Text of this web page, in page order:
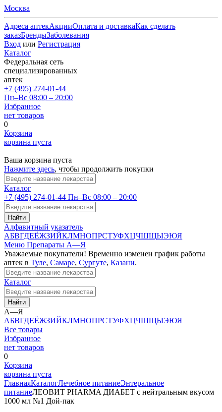
Москва
Адреса аптекАкцииОплата и доставкаКак сделать
заказБрендыЗаболевания
Вход или Регистрация
Каталог
Федеральная сеть
специализированных
аптек
+7 (495) 274-01-44
Пн–Вс 08:00 – 20:00
Избранное
нет товаров
0
Корзина
корзина пуста
Ваша корзина пуста
Нажмите здесь, чтобы продолжить покупки
Каталог
+7 (495) 274-01-44 Пн–Вс 08:00 – 20:00
Найти
Алфавитный указатель
АБВГДЕЁЖЗИЙКЛМНОПРСТУФХЦЧШЩЫЭЮЯ
Меню Препараты А—Я
Уважаемые покупатели! Временно изменен график работы
аптек в Туле, Самаре, Сургуте, Казани.
Каталог
Найти
А—Я
АБВГДЕЁЖЗИЙКЛМНОПРСТУФХЦЧШЩЫЭЮЯ
Все товары
Избранное
нет товаров
0
Корзина
корзина пуста
ГлавнаяКаталогЛечебное питаниеЭнтеральное
питаниеЛЕОВИТ PHARMA ДИАБЕТ с нейтральным вкусом
1000 мл №1 Дой-пак